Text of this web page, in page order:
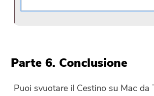
Parte 6. Conclusione
Puoi svuotare il Cestino su Mac da